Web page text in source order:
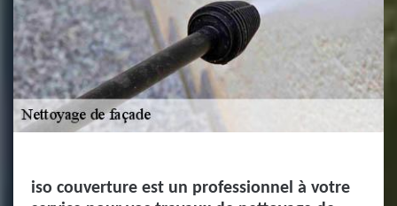
iso couverture est un professionnel à votre